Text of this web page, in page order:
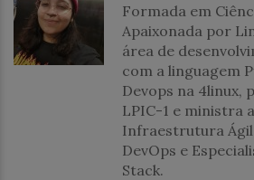
Formada em
Apaixonada por
área de
com a linguagem
Devops na 4linux,
LPIC-1 e ministra
Infraestrutura
DevOps e
Stack.